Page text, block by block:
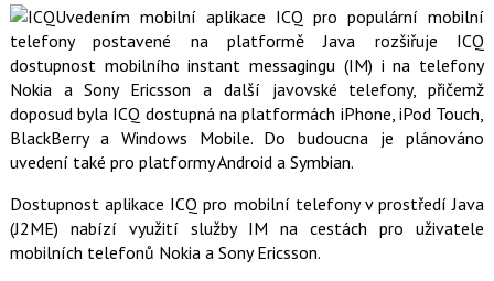
l
e
t
j
t
e
n
a
a
c
o
u
j
t
e
n
a
s
í
t
Uvedením mobilní aplikace ICQ pro populární mobilní
telefony postavené na platformě Java rozšiřuje ICQ
dostupnost mobilního instant messagingu (IM) i na telefony
Nokia a Sony Ericsson a další javovské telefony, přičemž
doposud byla ICQ dostupná na platformách iPhone, iPod Touch,
BlackBerry a Windows Mobile. Do budoucna je plánováno
uvedení také pro platformy Android a Symbian.
Dostupnost aplikace ICQ pro mobilní telefony v prostředí Java
(J2ME) nabízí využití služby IM na cestách pro uživatele
mobilních telefonů Nokia a Sony Ericsson.